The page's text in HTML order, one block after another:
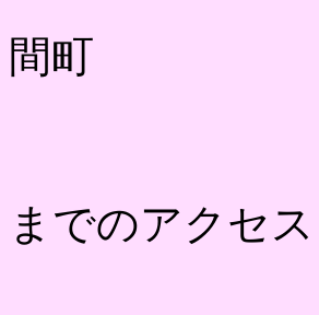
間町
TEL
JR金沢
までのアクセ
角間キ